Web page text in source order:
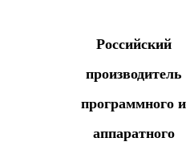
Российский
производитель
программного и
аппаратного